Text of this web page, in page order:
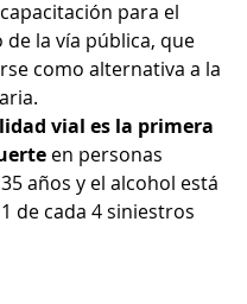
para el
la vía pública, que
como alternativa a la
vial es la primera
en personas
años y el alcohol está
de cada 4 siniestros